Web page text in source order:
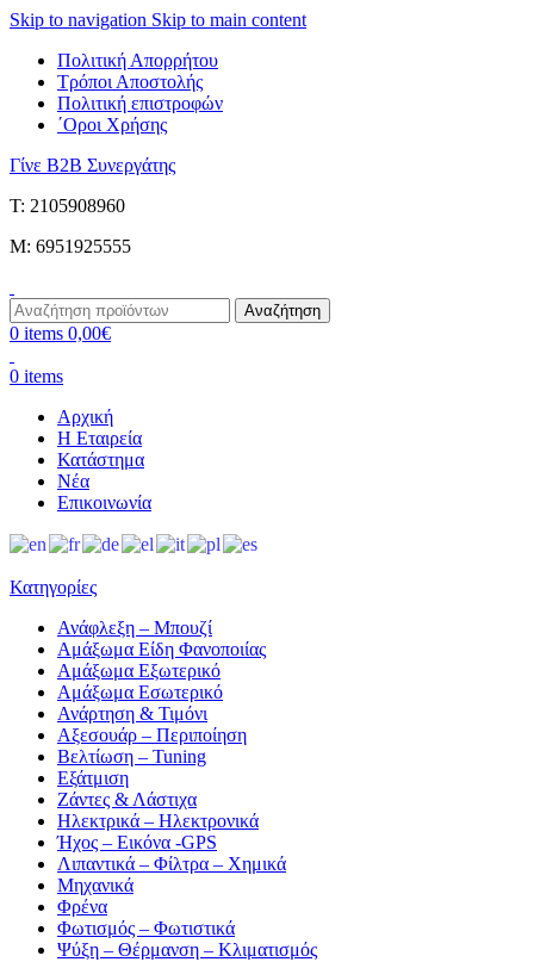
Skip to navigation Skip to main content
Πολιτική Απορρήτου
Τρόποι Αποστολής
Πολιτική επιστροφών
΄Οροι Χρήσης
Γίνε B2B Συνεργάτης
Τ: 2105908960
M: 6951925555
Αναζήτηση
0 items 0,00€
0 items
Αρχική
Η Εταιρεία
Κατάστημα
Νέα
Επικοινωνία
Κατηγορίες
Ανάφλεξη – Μπουζί
Αμάξωμα Είδη Φανοποιίας
Αμάξωμα Εξωτερικό
Αμάξωμα Εσωτερικό
Ανάρτηση & Τιμόνι
Αξεσουάρ – Περιποίηση
Βελτίωση – Tuning
Εξάτμιση
Ζάντες & Λάστιχα
Ηλεκτρικά – Ηλεκτρονικά
Ήχος – Εικόνα -GPS
Λιπαντικά – Φίλτρα – Χημικά
Μηχανικά
Φρένα
Φωτισμός – Φωτιστικά
Ψύξη – Θέρμανση – Κλιματισμός